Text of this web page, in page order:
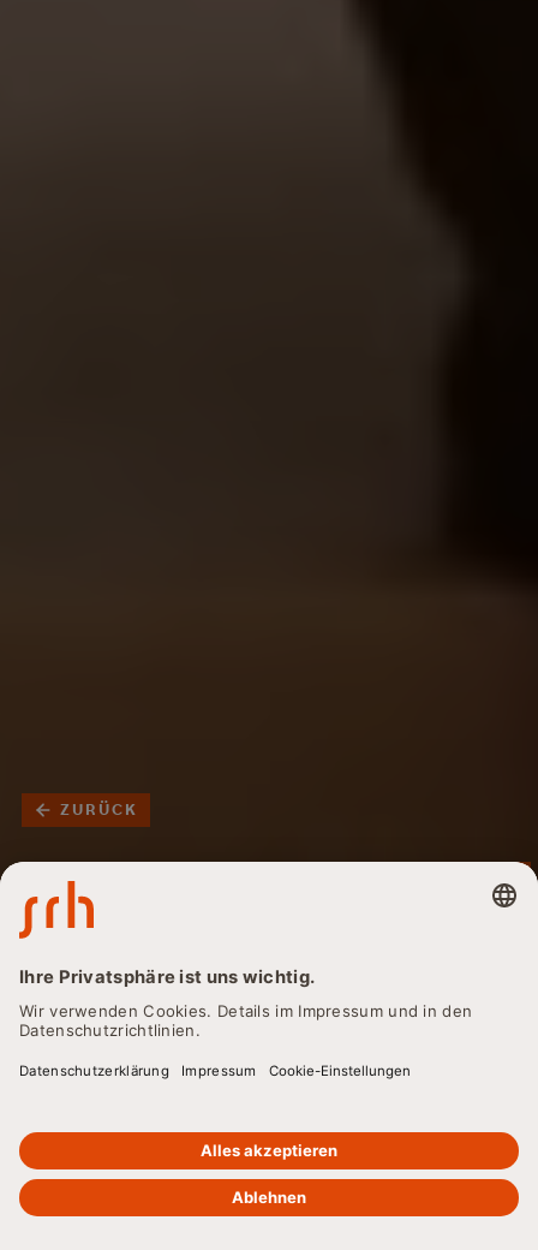
ZURÜCK
Klimaschutzmanager:in
- Berufsbild, Ausbildung
und
Karrieremöglichkeiten
Sie interessieren sich für den Beruf
Klimaschutzmanager:in? Dann sind Sie hier genau richtig.